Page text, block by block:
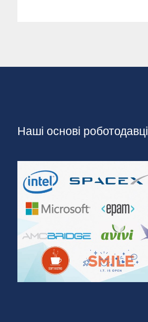
Наші основі роботодавці